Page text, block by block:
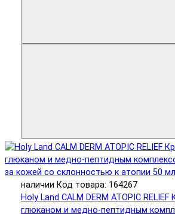
наличии Код товара: 164267
Holy Land CALM DERM ATOPIC
глюканом и медно-пептидным